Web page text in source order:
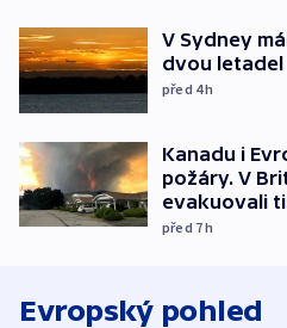
V Sydney
dvou letadel
před 4h
Kanadu i
požáry. V
evakuovali
před 7h
Evropský pohled